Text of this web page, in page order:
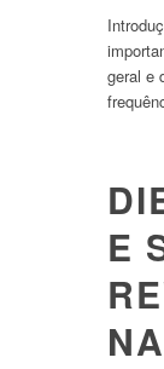
geral e
E